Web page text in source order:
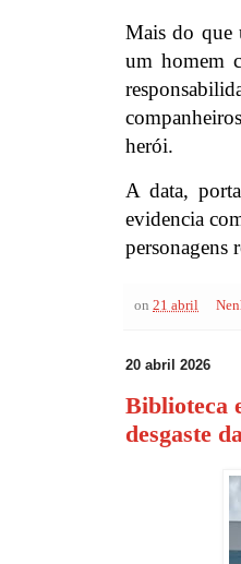
Mais do que
um homem
herói.
A data,
evidencia
personagens
on 21 abril
20 abril 2026
Biblioteca
desgaste